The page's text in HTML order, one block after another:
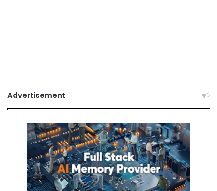
Advertisement